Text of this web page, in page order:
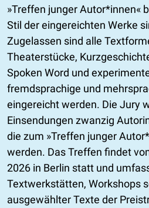
»Treffen junger Autor*innen«
Stil der eingereichten Werke
Zugelassen sind alle
Theaterstücke,
Spoken Word und
fremdsprachige und
eingereicht werden. Die Jury
Einsendungen zwanzig
die zum »Treffen junger
werden. Das Treffen findet
2026 in Berlin statt und
Textwerkstätten, Workshops
ausgewählter Texte der